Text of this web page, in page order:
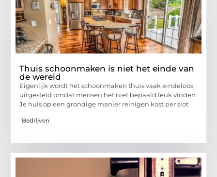
Thuis schoonmaken is niet het einde van
de wereld
Eigenlijk wordt het schoonmaken thuis vaak eindeloos
uitgesteld omdat mensen het niet bepaald leuk vinden.
Je huis op een grondige manier reinigen kost per slot
Bedrijven